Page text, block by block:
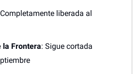
liberada al
la Frontera: Sigue cortada